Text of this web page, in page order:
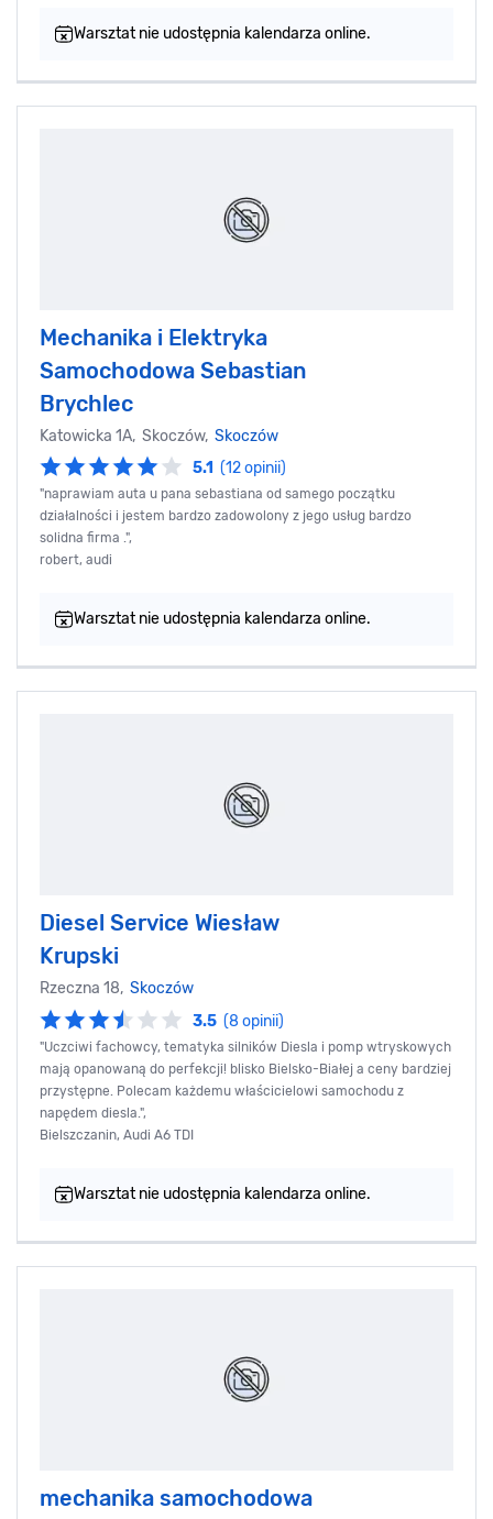
Warsztat nie udostępnia kalendarza online.
Mechanika i Elektryka
Samochodowa Sebastian
Brychlec
Katowicka 1A, Skoczów, Skoczów
5.1 (12 opinii)
"naprawiam auta u pana sebastiana od samego początku
działalności i jestem bardzo zadowolony z jego usług bardzo
solidna firma .",
robert, audi
Warsztat nie udostępnia kalendarza online.
Diesel Service Wiesław
Krupski
Rzeczna 18, Skoczów
3.5 (8 opinii)
"Uczciwi fachowcy, tematyka silników Diesla i pomp wtryskowych
mają opanowaną do perfekcji! blisko Bielsko-Białej a ceny bardziej
przystępne. Polecam każdemu właścicielowi samochodu z
napędem diesla.",
Bielszczanin, Audi A6 TDI
Warsztat nie udostępnia kalendarza online.
mechanika samochodowa